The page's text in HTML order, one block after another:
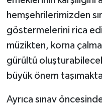
hemşehrilerimizden
göstermelerini rica
müzikten, korna
gürültü
büyük önem
Ayrıca sınav